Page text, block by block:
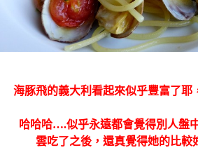
海豚飛的義大利看起來似乎豐富了耶
哈哈哈….似乎永遠都會覺得別人盤
雲吃了之後，還真覺得她的比較